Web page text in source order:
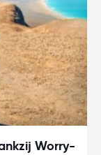
Worry-